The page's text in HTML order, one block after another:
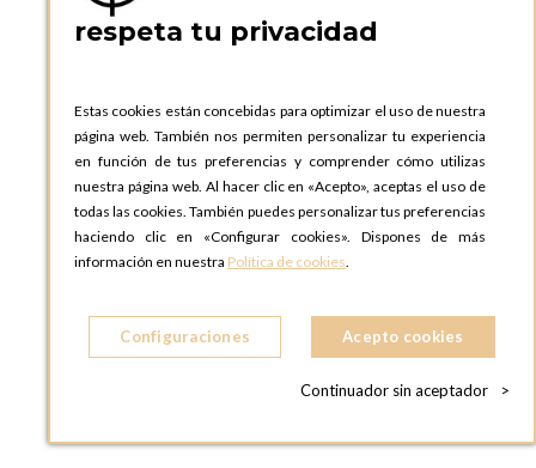
Devolución de vajilla sin lavar
NOSOTROS LAVAMOS LOS PLATOS
A LAS 19 ZONAS EN LAS QUE ESTAMOS PRESENTES
respeta tu privacidad
Estas cookies están concebidas para optimizar el uso de nuestra
página web. También nos permiten personalizar tu experiencia
en función de tus preferencias y comprender cómo utilizas
nuestra página web. Al hacer clic en «Acepto», aceptas el uso de
todas las cookies. También puedes personalizar tus preferencias
haciendo clic en «Configurar cookies». Dispones de más
información en nuestra Política de cookies.
Configuraciones Acepto cookies
Continuador sin aceptador >